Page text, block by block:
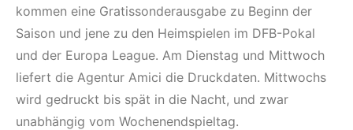
kommen eine Gratissonderausgabe zu Beginn der
Saison und jene zu den Heimspielen im DFB-Pokal
und der Europa League. Am Dienstag und Mittwoch
liefert die Agentur Amici die Druckdaten. Mittwochs
wird gedruckt bis spät in die Nacht, und zwar
unabhängig vom Wochenendspieltag.